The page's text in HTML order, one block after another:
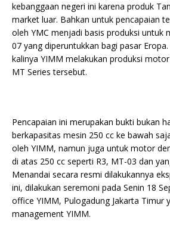
kebanggaan negeri ini karena produk
market luar. Bahkan untuk pencapaian
oleh YMC menjadi basis produksi untuk
07 yang diperuntukkan bagi pasar
kalinya YIMM melakukan produksi
MT Series tersebut.
Pencapaian ini merupakan bukti bukan
berkapasitas mesin 250 cc ke bawah
oleh YIMM, namun juga untuk motor
di atas 250 cc seperti R3, MT-03 dan
Menandai secara resmi dilakukannya
ini, dilakukan seremoni pada Senin 18
office YIMM, Pulogadung Jakarta Timur
management YIMM.